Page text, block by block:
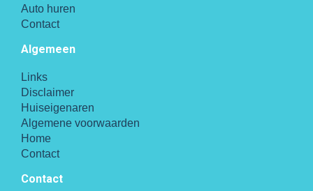
Auto huren
Contact
Algemeen
Links
Disclaimer
Huiseigenaren
Algemene voorwaarden
Home
Contact
Contact